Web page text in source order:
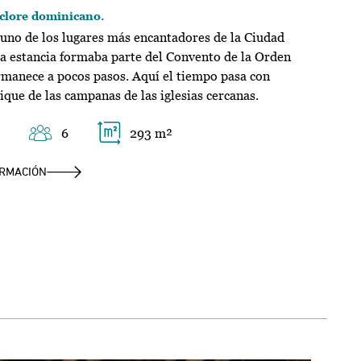
dominicano.
de los lugares más encantadores de la Ciudad
estancia formaba parte del Convento de la Orden
a pocos pasos. Aquí el tiempo pasa con
de las campanas de las iglesias cercanas.
6 293 m²